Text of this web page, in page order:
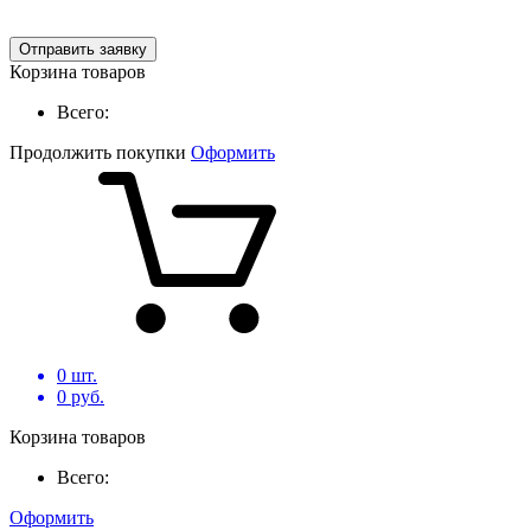
Отправить заявку
Корзина товаров
Всего:
Продолжить покупки Оформить
0 шт.
0 руб.
Корзина товаров
Всего:
Оформить